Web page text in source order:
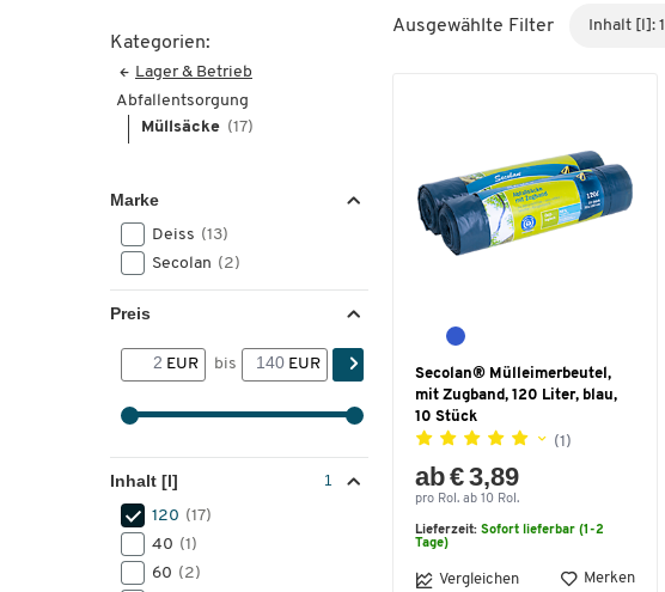
Kategorien:
Lager & Betrieb
Abfallentsorgung
Müllsäcke (17)
Marke
Deiss (13)
Secolan (2)
Preis
EUR bis EUR
Inhalt [l]
120 (17)
40 (1)
60 (2)
Ausgewählte Filter Inhalt [l]:
Secolan® Mülleimerbeutel,
mit Zugband, 120 Liter, blau,
10 Stück
(1)
ab € 3,89
pro Rol. ab 10 Rol.
Lieferzeit: Sofort lieferbar (1-2
Tage)
Vergleichen Merken